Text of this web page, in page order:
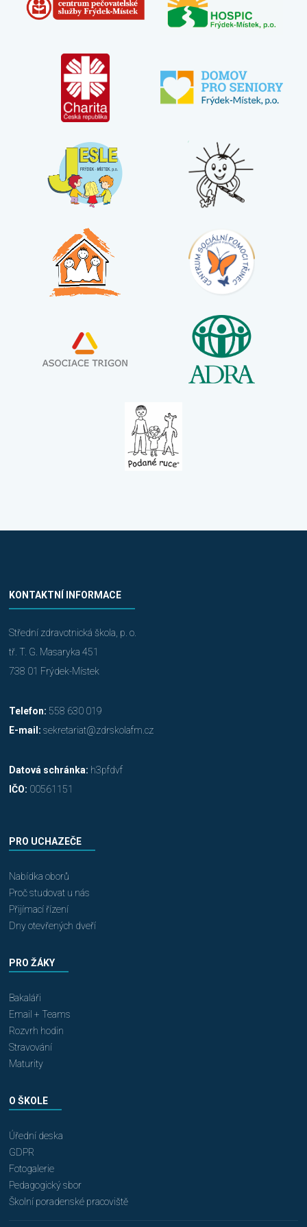
KONTAKTNÍ INFORMACE
Střední zdravotnická škola, p. o.
tř. T. G. Masaryka 451
738 01 Frýdek-Místek
Telefon: 558 630 019
E-mail: sekretariat@zdrskolafm.cz
Datová schránka: h3pfdvf
IČO: 00561151
PRO UCHAZEČE
Nabídka oborů
Proč studovat u nás
Přijímací řízení
Dny otevřených dveří
PRO ŽÁKY
Bakaláři
Email + Teams
Rozvrh hodin
Stravování
Maturity
O ŠKOLE
Úřední deska
GDPR
Fotogalerie
Pedagogický sbor
Školní poradenské pracoviště